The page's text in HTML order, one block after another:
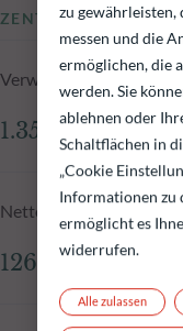
ZENTRALE
Verwaltetes
1.350,11 Mio.€
Nettoinventarwert zum
126,36 €
zu gewährleisten,
messen und die
ermöglichen, die
werden. Sie
ablehnen oder
Schaltflächen in
„Cookie
Informationen zu
ermöglicht es
widerrufen.
Alle zulassen